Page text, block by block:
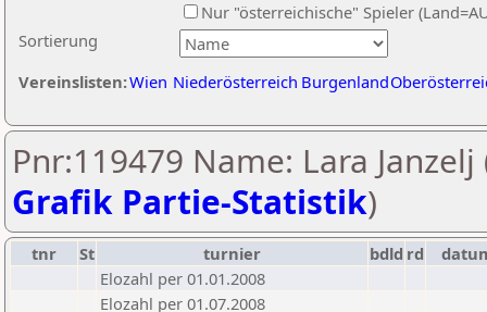
Sortierung
Nur "österreichische" Spieler
Vereinslisten:Wien Niederösterreich Burgenland
Pnr:119479 Name: Lara Janzelj
Grafik Partie-Statistik)
tnr St turnier bdld rd
Elozahl per 01.01.2008
Elozahl per 01.07.2008